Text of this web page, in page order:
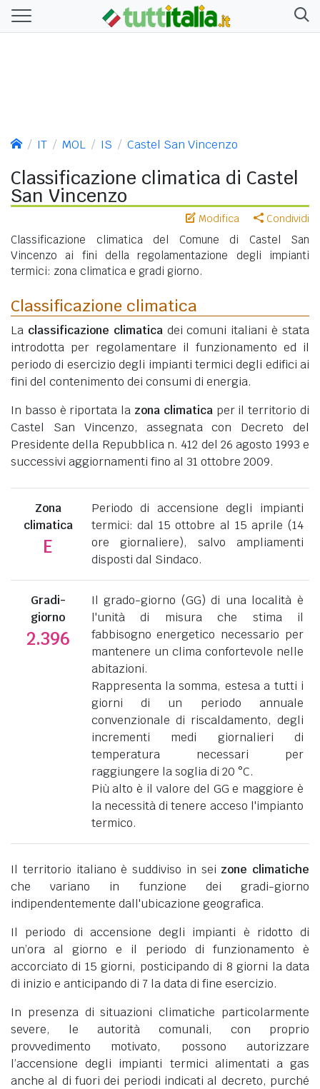
IT MOL IS Castel San Vincenzo
Classificazione climatica di Castel
San Vincenzo
Modifica Condividi
Classificazione climatica del Comune di Castel San
Vincenzo ai fini della regolamentazione degli impianti
termici: zona climatica e gradi giorno.
Classificazione climatica
La classificazione climaticadei comuni italiani è stata
introdotta per regolamentare il funzionamento ed il
periodo di esercizio degli impianti termici degli edifici ai
fini del contenimento dei consumi di energia.
In basso è riportata la zona climaticaper il territorio di
Castel San Vincenzo, assegnata con Decreto del
Presidente della Repubblica n. 412 del 26 agosto 1993 e
successivi aggiornamenti fino al 31 ottobre 2009.
Zona
climatica
E
Periodo di accensione degli impianti
termici: dal 15 ottobre al 15 aprile (14
ore giornaliere), salvo ampliamenti
disposti dal Sindaco.
Gradi-
giorno
2.396
Il grado-giorno (GG) di una località è
l'unità di misura che stima il
fabbisogno energetico necessario per
mantenere un clima confortevole nelle
abitazioni.
Rappresenta la somma, estesa a tutti i
giorni di un periodo annuale
convenzionale di riscaldamento, degli
incrementi medi giornalieri di
temperatura necessari per
raggiungere la soglia di 20 °C.
Più alto è il valore del GG e maggiore è
la necessità di tenere acceso l'impianto
termico.
Il territorio italiano è suddiviso in sei zone climatiche
che variano in funzione dei gradi-giorno
indipendentemente dall'ubicazione geografica.
Il periodo di accensione degli impianti è ridotto di
un’ora al giorno e il periodo di funzionamento è
accorciato di 15 giorni, posticipando di 8 giorni la data
di inizio e anticipando di 7 la data di fine esercizio.
In presenza di situazioni climatiche particolarmente
severe, le autorità comunali, con proprio
provvedimento motivato, possono autorizzare
l’accensione degli impianti termici alimentati a gas
anche al di fuori dei periodi indicati al decreto, purché